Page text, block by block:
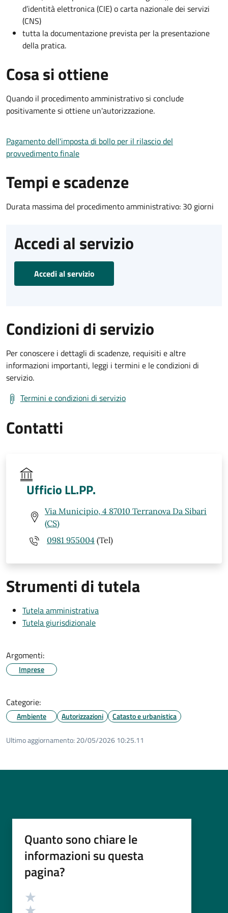
d’identità elettronica (CIE) o carta nazionale dei servizi
(CNS)
tutta la documentazione prevista per la presentazione
della pratica.
Cosa si ottiene
Quando il procedimento amministrativo si conclude
positivamente si ottiene un'autorizzazione.
Pagamento dell'imposta di bollo per il rilascio del
provvedimento finale
Tempi e scadenze
Durata massima del procedimento amministrativo: 30 giorni
Accedi al servizio
Accedi al servizio
Condizioni di servizio
Per conoscere i dettagli di scadenze, requisiti e altre
informazioni importanti, leggi i termini e le condizioni di
servizio.
Termini e condizioni di servizio
Contatti
Ufficio LL.PP.
Via Municipio, 4 87010 Terranova Da Sibari
(CS)
0981 955004 (Tel)
Strumenti di tutela
Tutela amministrativa
Tutela giurisdizionale
Argomenti:
Imprese
Categorie:
Ambiente Autorizzazioni Catasto e urbanistica
Ultimo aggiornamento: 20/05/2026 10:25.11
Quanto sono chiare le
informazioni su questa
pagina?
Valutazione